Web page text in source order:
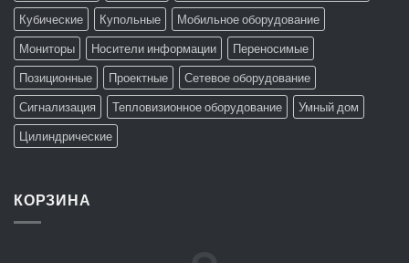
Кубические
Купольные
Мобильное оборудование
Мониторы
Носители информации
Переносимые
Позиционные
Проектные
Сетевое оборудование
Сигнализация
Тепловизионное оборудование
Умный дом
Цилиндрические
КОРЗИНА